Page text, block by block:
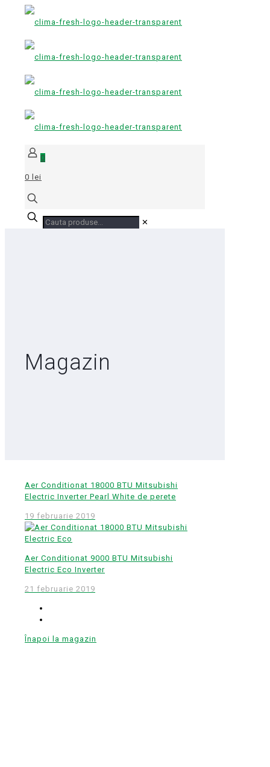
0
0 lei
✕
Magazin
Aer Conditionat 18000 BTU Mitsubishi
Electric Inverter Pearl White de perete
19 februarie 2019
Aer Conditionat 9000 BTU Mitsubishi
Electric Eco Inverter
21 februarie 2019
Înapoi la magazin